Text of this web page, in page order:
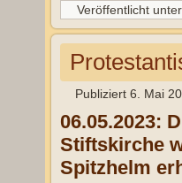
Veröffentlicht unter
Publiziert 6. Mai
06.05.2023:
Stiftskirche
Spitzhelm